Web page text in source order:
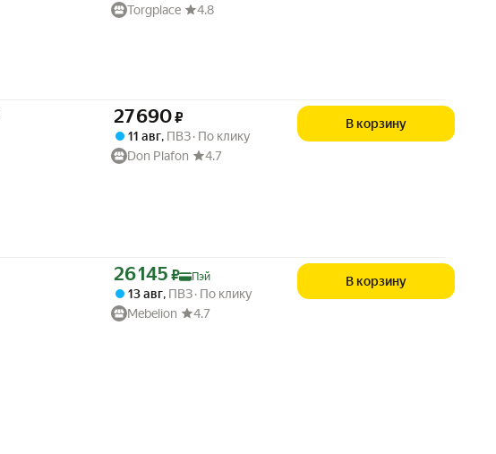
Torgplace
4.8
Цена 27690 ₽ вместо
27 690₽
11 авг, ПВЗ По клику
Don Plafon
4.7
В корзину
Цена с картой Яндекс Пэй 26145 ₽ вместо
26 145 ₽ Пэй
13 авг, ПВЗ По клику
Mebelion
4.7
В корзину